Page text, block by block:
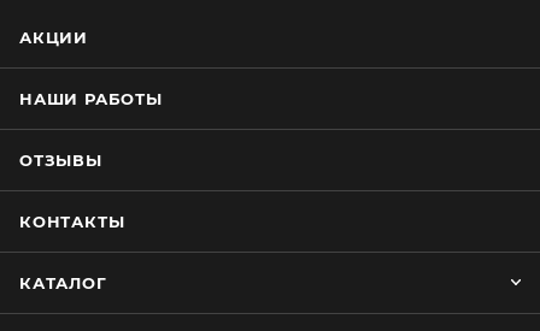
вариантов расцветок. На долгое время сохранит
Оплетка плотно облегает руль, повторяя его
службы, сохраняет специальный прорезиненный
проскальзывание при резком повороте руля.
Установку каркасной оплётки руля лучше
АКЦИИ
НАШИ РАБОТЫ
ОТЗЫВЫ
КОНТАКТЫ
КАТАЛОГ